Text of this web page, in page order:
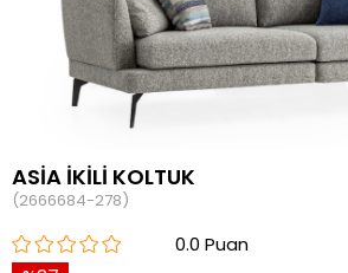
ASİA İKİLİ KOLTUK
(2666684-278)
0.0